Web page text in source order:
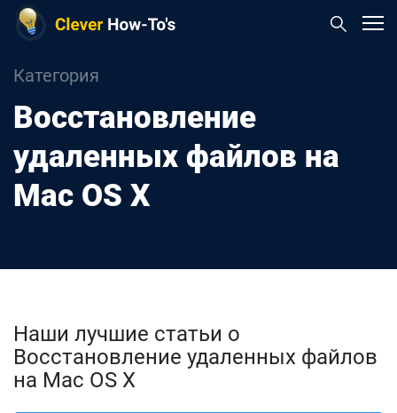
Категория
Восстановление
удаленных файлов на
Mac OS X
Наши лучшие статьи о
Восстановление удаленных файлов
на Mac OS X